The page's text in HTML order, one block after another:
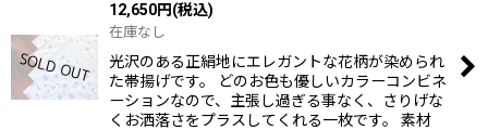
12,650円(税込)
在庫なし
光沢のある正絹地にエレガントな花柄が染められ
た帯揚げです。 どのお色も優しいカラーコンビネ
ーションなので、主張し過ぎる事なく、さりげな
くお洒落さをプラスしてくれる一枚です。 素材